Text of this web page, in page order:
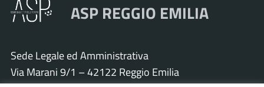
ASP REGGIO EMILIA
Sede Legale ed Amministrativa
Via Marani 9/1 – 42122 Reggio Emilia